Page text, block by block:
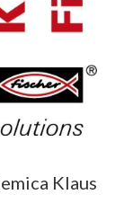
Klaus